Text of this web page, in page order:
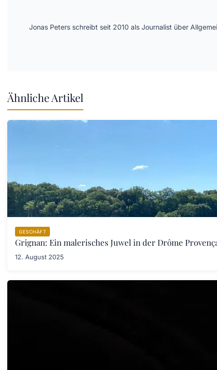
Jonas Peters schreibt seit 2010 als Journalist über
Ähnliche Artikel
GESCHÄFT
Grignan: Ein malerisches Juwel in der Drôme
12. August 2025